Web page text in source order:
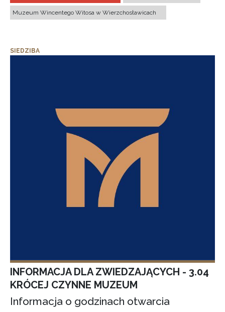
Muzeum Wincentego Witosa w Wierzchosławicach
SIEDZIBA
INFORMACJA DLA ZWIEDZAJĄCYCH - 3.04
KRÓCEJ CZYNNE MUZEUM
Informacja o godzinach otwarcia